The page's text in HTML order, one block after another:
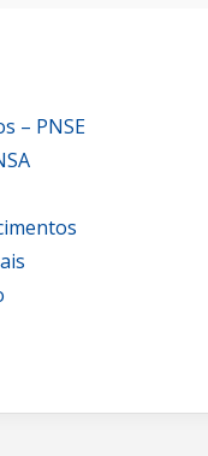
– PNSE